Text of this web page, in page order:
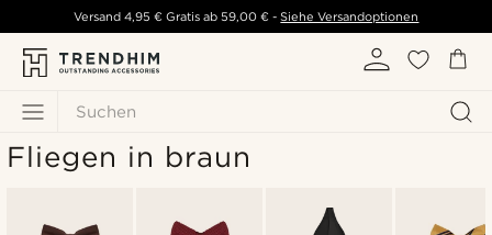
Suchen
Versand 4,95 € Gratis ab 59,00 € - Siehe Versandoptionen
Fliegen in braun